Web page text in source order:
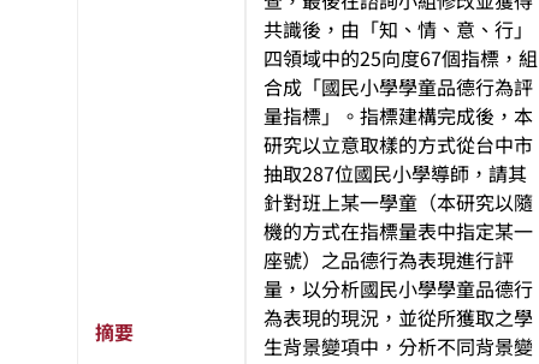
摘要
共識後，由「知、情、意、行」
四領域中的25向度67個指標，組
合成「國民小學學童品德行為評
量指標」。指標建構完成後，本
研究以立意取樣的方式從台中市
抽取287位國民小學導師，請其
針對班上某一學童（本研究以隨
機的方式在指標量表中指定某一
座號）之品德行為表現進行評
量，以分析國民小學學童品德行
為表現的現況，並從所獲取之學
生背景變項中，分析不同背景變